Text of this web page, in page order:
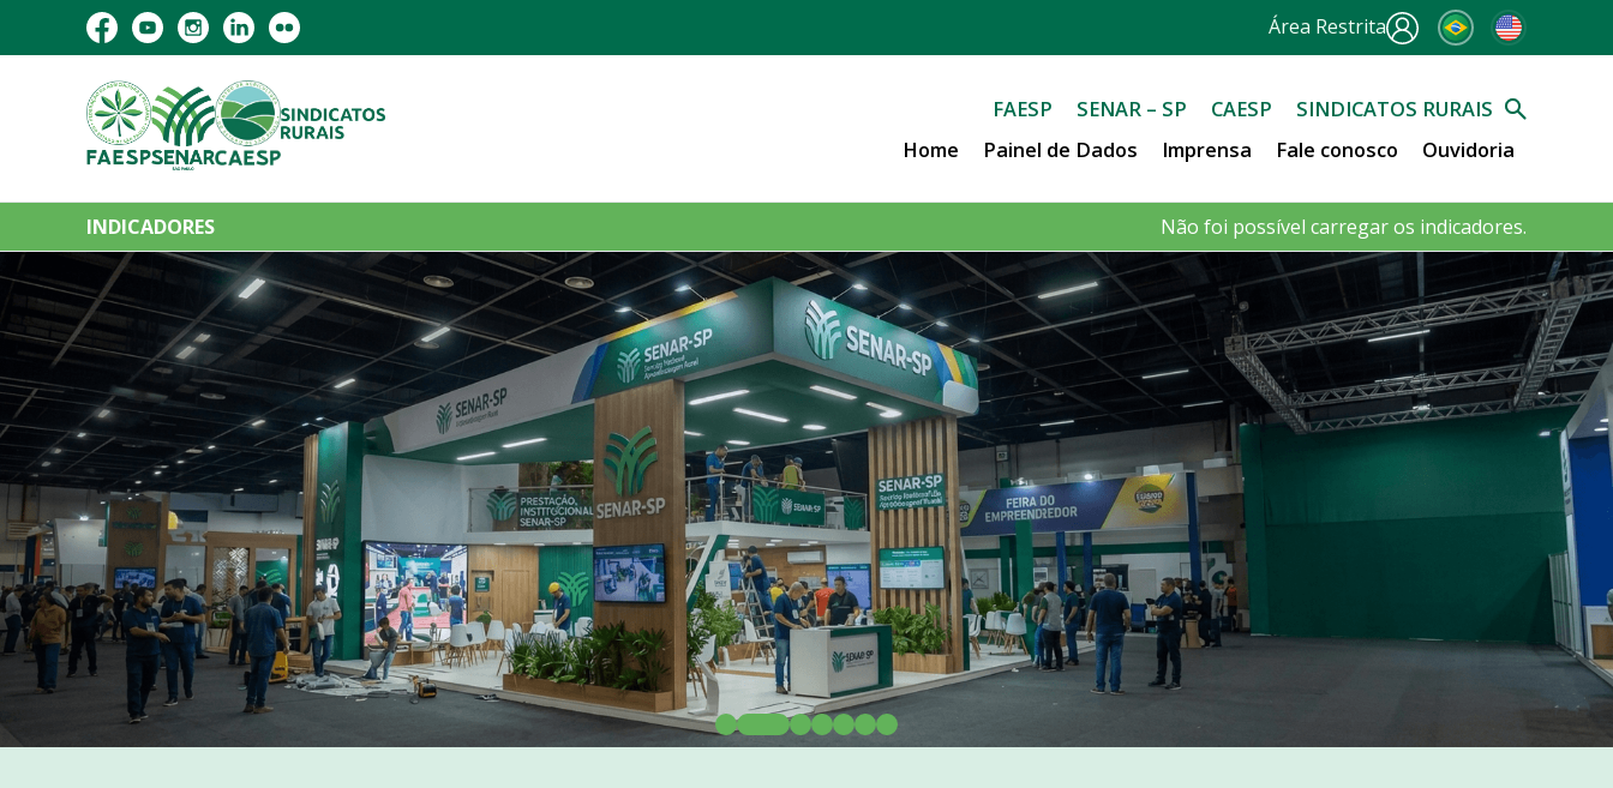
Área Restrita
FAESP SENAR – SP CAESP
SINDICATOS RURAIS
Home
Painel de Dados Imprensa Fale conosco Ouvidoria
INDICADORES Não foi possível carregar os indicadores.